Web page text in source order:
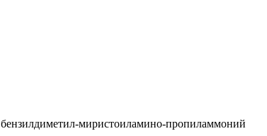
бензилдиметил-миристоиламино-пропиламмоний